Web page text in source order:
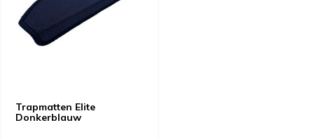
Trapmatten Elite
Donkerblauw